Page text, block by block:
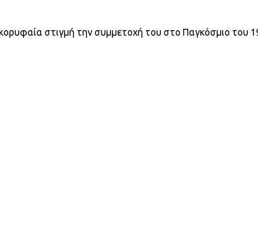
στιγμή την συμμετοχή του στο Παγκόσμιο του